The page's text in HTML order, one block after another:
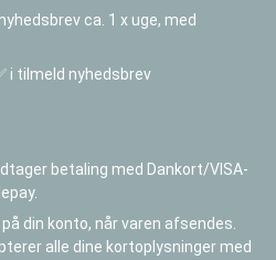
ca. 1 x uge, med
i tilmeld nyhedsbrev
betaling med Dankort/VISA-
din konto, når varen afsendes.
alle dine kortoplysninger med